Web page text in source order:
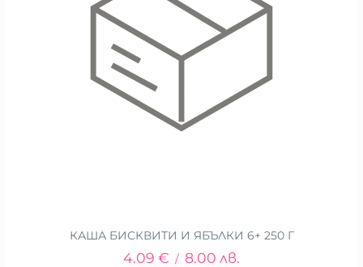
КАША БИСКВИТИ И ЯБЪЛКИ 6+ 250 Г
4.09 € / 8.00 лв.